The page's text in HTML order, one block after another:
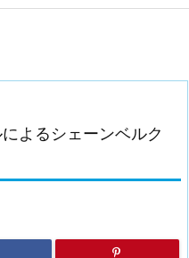
次へ
検索
よるシェーンベルク